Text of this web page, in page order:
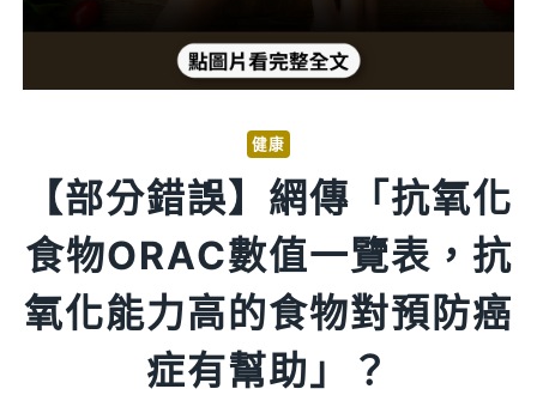
健康
【部分錯誤】網傳「抗氧化
食物ORAC數值一覽表，抗
氧化能力高的食物對預防癌
症有幫助」？